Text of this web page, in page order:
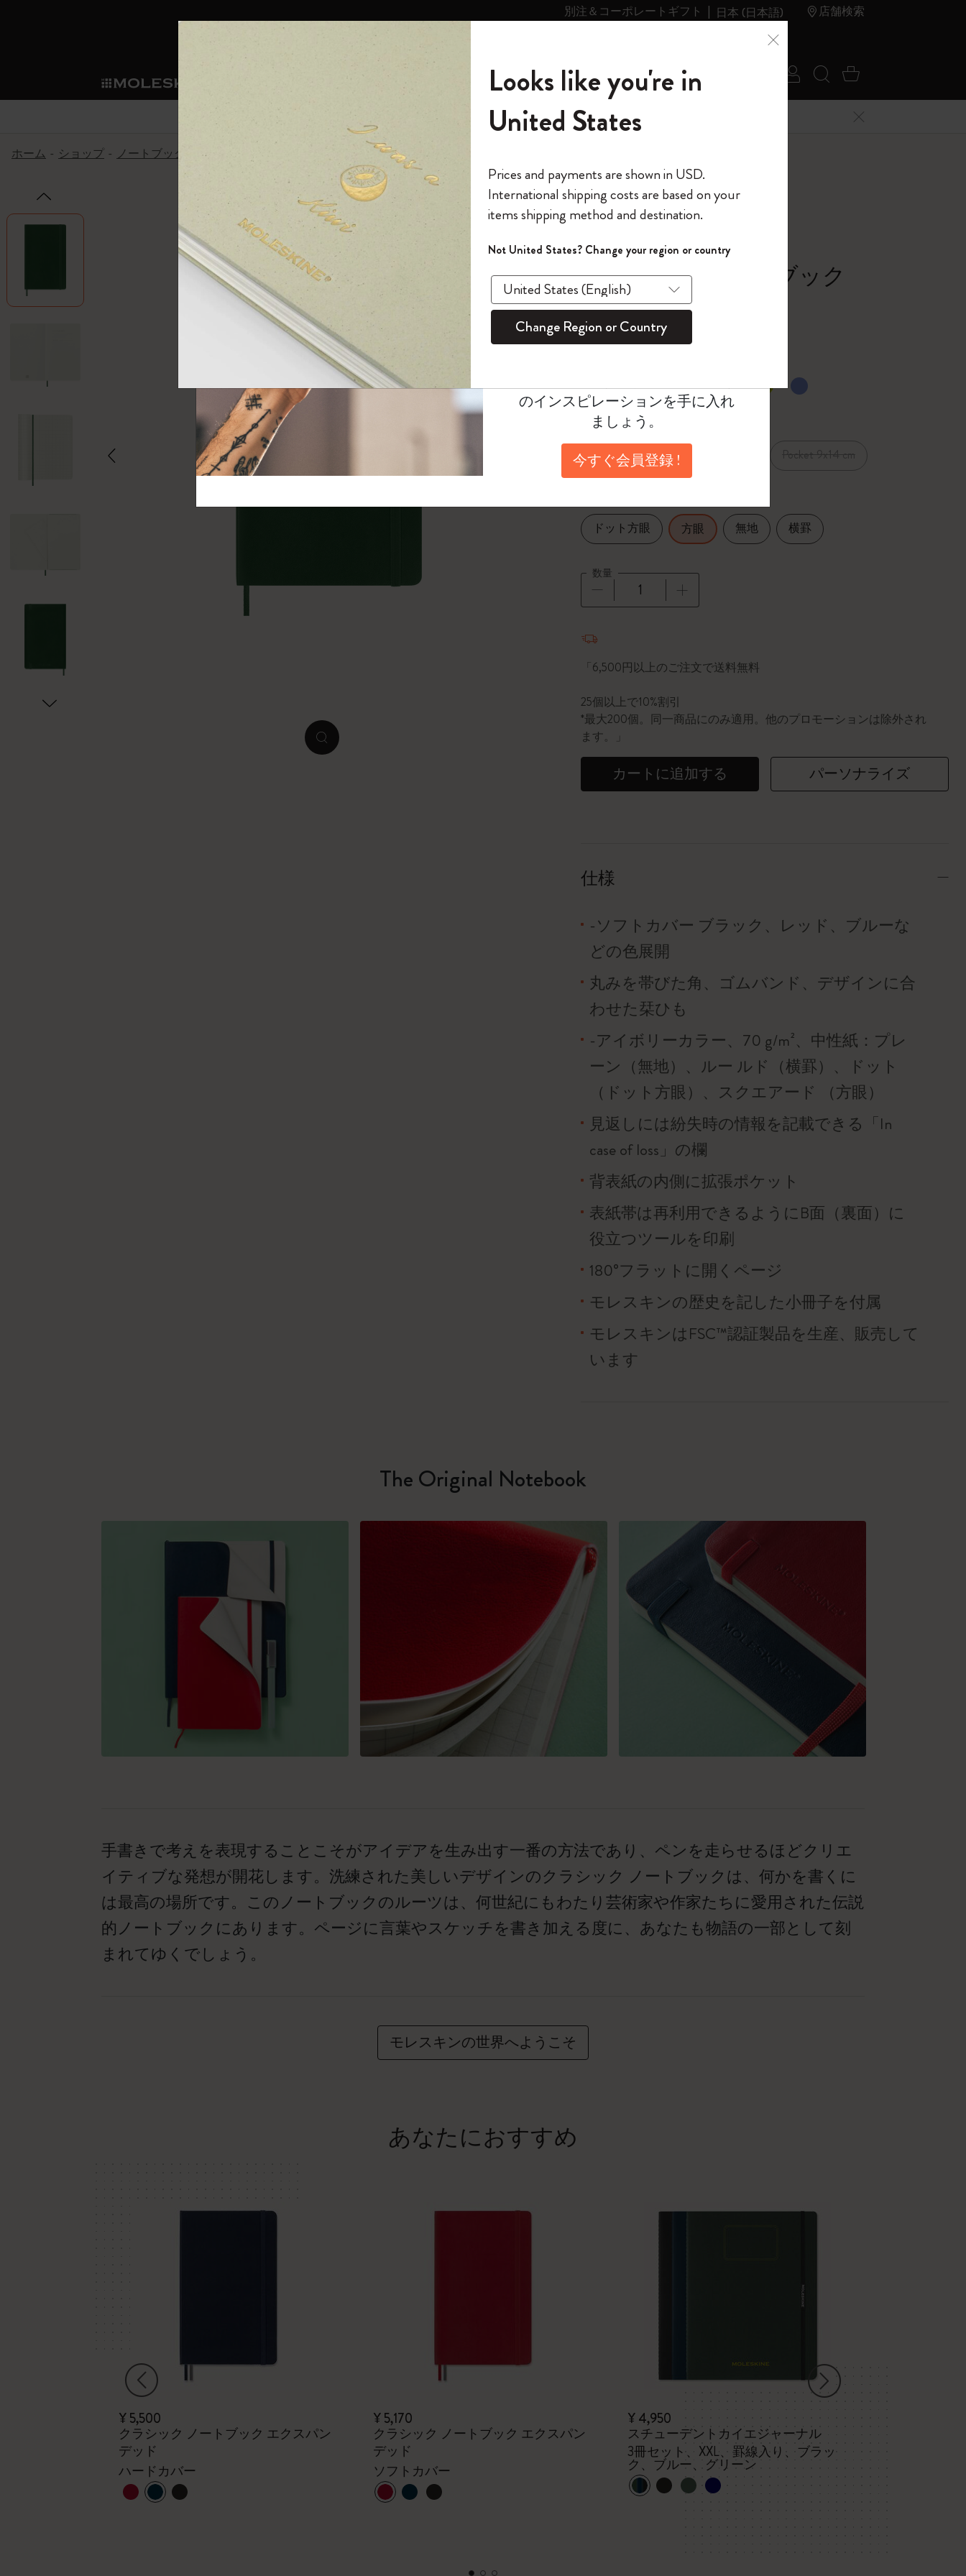
別注＆コーポレートギフト 日本 (日本語) 店舗検索
ショ
ノートブック
ノートブック
The Original Notebook
ミニノートブックチャーム
カイエ ＆ ジャーナル
セット
パッションジャーナル
スチューデントカイエジャーナル
サブカテゴリ
ダイアリー
パーソナル・ダイアリー
12カ月ダイアリー
15ヶ月プランナー
ウィークリープランナー
デイリープランナー
マンスリープランナー
ライフプランナー・コレクション
モレスキンスマート
サブカテゴリ
すべて見る
スマートライティング・システム
モレスキンスマートスマートとは
アプリ・サービス
ライティングツール
サブカテゴリ
モレスキンスマート
Blackwing x モレスキン
Kaweco x モレスキン
ペン & ペンシル
限定版ノートブック
Reframe サングラス
ムーミン コレクション
キム・ジョンギコレクション
「Alice's Adventures in Wonderland」コレ
『ロード・オブ・ザ・リング』コレク
カラーパターン ノートブック
サクラコレクション
馬年コレクション
ン
キム・ジョンギコレクション
Impressions of Impressionism コレクショ
ン
カサ・バトリョ 限定版コレクション
ゴッホ美術館
すべて見る
バックパック
限定版バックパック
Shopper paper – made Collection
アートを愛する方への贈り物
プロフェッショナルへの贈り物
ミニマリストへの贈り物
マキシマリストへの贈り物
健康を愛する方への贈り物です
趣味を愛する方へのギフト
サブカテゴリ
カントリー・テーマ・ピンズ・コレク
ション
サブカテゴリ
プライドをいつも胸に
Mardi Mercredi × モレスキン
スマートライティング・シス
サブカテゴリ
スマートライティング・システム
スマートノートブック
スマートダイアリー
モレスキンスマートスマート
アプリ・サービス
サブカテゴリ
Notes
モレスキン Journal
モレスキン Planner
パーソナライズサ
ービス
サブカテゴリ
カスタムダイアリー
カスタムノートブック
和紙テープ
ミニノートブックチャーム
別注＆コーポレートギフト
リー
の世界
サブカテゴリ
モレスキンメンバーシップ
我々の歴史
モレスキンのマニフェスト
ペンと紙の力
持続可能な創造性
ール
ログイン
今すぐメンバー登録
ウェルカムオファー: 次回のご購入時に10% オフと送料無料
通常特典: パーソナライズの2冊ご購入で1冊無料
バースデー特典: 1回限りの割引（1ヶ月有効）
先行プレビュー: 新作コレクションへの先行アクセス
伝説的なお得情報: 会員限定の特別サプライズ
セールへの早期アクセス: お得な情報をいち早くチェック
モレスキン限定イベント: 優先アクセス
返品期間の延長: 1ヶ月間
モレスキンの世界へようこそ
*メールアドレス
*パスワード
このデバイスで情報を保存する
ログイン
検索 (キーワード
カート 0 アイ
6,500円以上のご購入で送料無料 メニューを閉じる
ホーム ショップ ノートブック The Original Notebook クラシック ノートブック
zoom.cta
クラシック ノートブック
ソフトカバー, マートルグリーン
¥ 3,960
選択済
* 選択したカラー
Select a size
Large 13x21 cm
ドット方眼 方眼 無地 横罫
数量
「6,500円以上のご注文で送料無料
25個以上で10%割引
*最大200個。同一商品にのみ適用。他のプロモーションは除外され
ます。」
カートに追加する パーソナライズ
仕様
-ソフトカバー ブラック、レッド、ブルーな
どの色展開
丸みを帯びた角、ゴムバンド、デザインに合
わせた栞ひも
-アイボリーカラー、70 g/m²、中性紙：プレ
ーン（無地）、ルー ルド（横罫）、ドット
（ドット方眼）、スクエアード （方眼）
見返しには紛失時の情報を記載できる「In
case of loss」の欄
背表紙の内側に拡張ポケット
表紙帯は再利用できるようにB面（裏面）に
役立つツールを印刷
180°フラットに開くページ
モレスキンの歴史を記した小冊子を付属
モレスキンはFSC™認証製品を生産、販売して
います
The Original Notebook
手書きで考えを表現することこそがアイデアを生み出す一番の方法であり、ペンを走らせるほどクリエ
イティブな発想が開花します。洗練された美しいデザインのクラシック ノートブックは、何かを書くに
は最高の場所です。このノートブックのルーツは、何世紀にもわたり芸術家や作家たちに愛用された伝説
的ノートブックにあります。ページに言葉やスケッチを書き加える度に、あなたも物語の一部として刻
まれてゆくでしょう。
モレスキンの世界へようこそ
あなたにおすすめ
¥ 5,500
クラシック ノートブック エクスパン
デッド
ハードカバー
¥ 5,170
クラシック ノートブック エクスパン
デッド
ソフトカバー
¥ 4,950
スチューデントカイエジャーナル
3冊セット、XXL、罫線入り、ブラッ
ク、ブルー、グリーン
モレスキンの世界へようこそ
今すぐ会員登録して、コード
「WELCOME10」を入力すると、初
回注文が10%オフ＋送料無料になり
ます。セール・アウトレット品は
適用外。
のインスピレーションを手に入れ
ましょう。
今すぐ会員登録 !
Looks like you're in
United States
Prices and payments are shown in USD.
International shipping costs are based on your
items shipping method and destination.
Not United States? Change your region or country
Change Region or Country